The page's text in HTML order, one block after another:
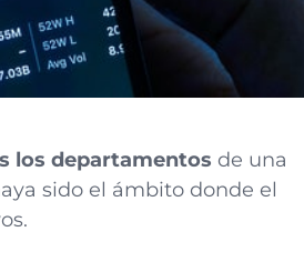
los departamentos de una
sido el ámbito donde el